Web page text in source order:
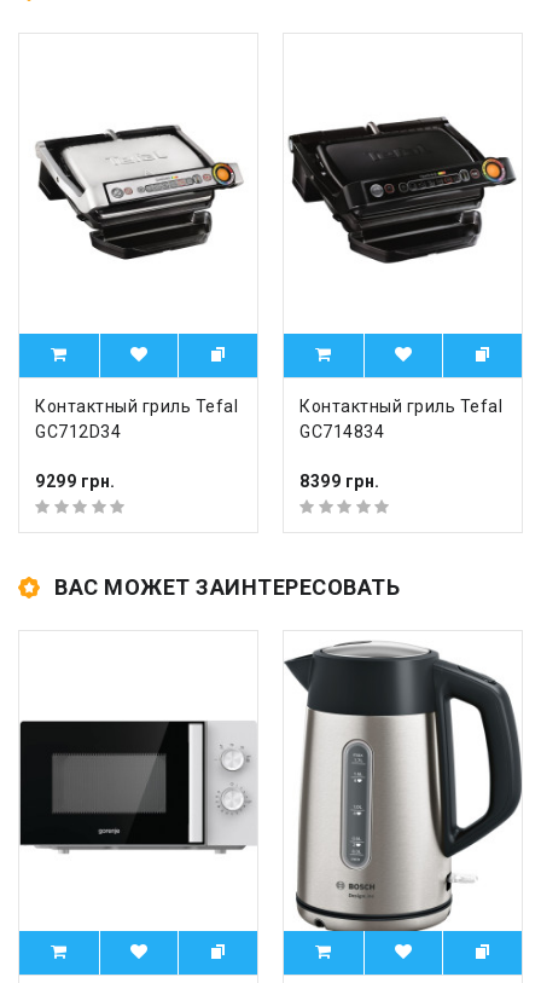
Контактный гриль Tefal
GC712D34
9299 грн.
Контактный гриль Tefal
GC714834
8399 грн.
ВАС МОЖЕТ ЗАИНТЕРЕСОВАТЬ